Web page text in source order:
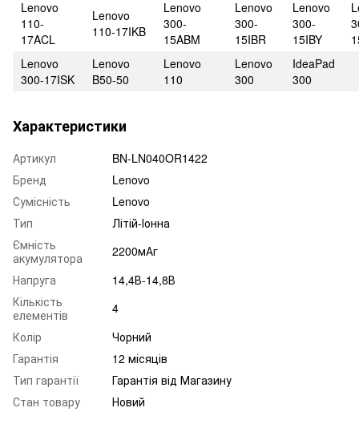
Lenovo
110-
17ACL
Lenovo
110-17IKB
Lenovo
300-
15ABM
Lenovo
300-
15IBR
Lenovo
300-
15IBY
Lenovo
300-17ISK
Lenovo
B50-50
Lenovo
110
Lenovo
300
IdeaPad
300
Характеристики
Артикул
BN-LN040OR1422
Бренд
Lenovo
Сумісність
Lenovo
Тип
Літій-Іонна
Ємність
акумулятора
2200мАг
Напруга
14,4В-14,8В
Кількість
елементів
4
Колір
Чорний
Гарантія
12 місяців
Тип гарантії
Гарантія від Магазину
Стан товару
Новий